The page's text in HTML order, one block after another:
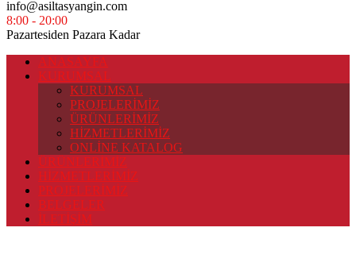
info@asiltasyangin.com
8:00 - 20:00
Pazartesiden Pazara Kadar
ANASAYFA
KURUMSAL
KURUMSAL
PROJELERİMİZ
ÜRÜNLERİMİZ
HİZMETLERİMİZ
ONLİNE KATALOG
ÜRÜNLERİMİZ
HİZMETLERİMİZ
PROJELERİMİZ
BELGELER
İLETİŞİM